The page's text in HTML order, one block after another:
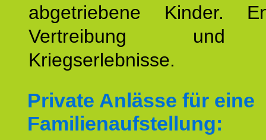
abgetriebene Kinder.
Vertreibung und
Kriegserlebnisse.
Private Anlässe für eine
Familienaufstellung: